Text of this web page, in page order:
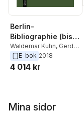
Berlin-
Bibliographie (bis
1960)
Waldemar Kuhn, Gerd
Heinrich, Hans Zopf
E-bok 2018
4 014 kr
Mina sidor